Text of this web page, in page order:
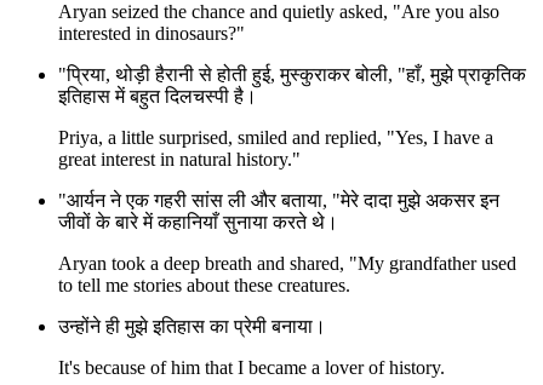
Aryan seized the chance and quietly asked, "Are you also
interested in dinosaurs?"
"प्रिया, थोड़ी हैरानी से होती हुई, मुस्कुराकर बोली, "हाँ, मुझे प्राकृतिक
इतिहास में बहुत दिलचस्पी है।
Priya, a little surprised, smiled and replied, "Yes, I have a
great interest in natural history."
"आर्यन ने एक गहरी सांस ली और बताया, "मेरे दादा मुझे अकसर इन
जीवों के बारे में कहानियाँ सुनाया करते थे।
Aryan took a deep breath and shared, "My grandfather used
to tell me stories about these creatures.
उन्होंने ही मुझे इतिहास का प्रेमी बनाया।
It's because of him that I became a lover of history.